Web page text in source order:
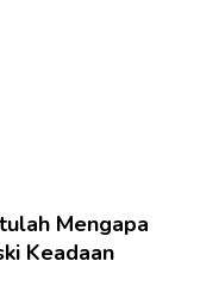
Mengapa
Keadaan